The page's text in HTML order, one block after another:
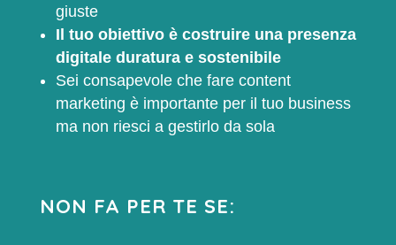
giuste
Il tuo obiettivo è costruire una presenza
digitale duratura e sostenibile
Sei consapevole che fare content
marketing è importante per il tuo business
ma non riesci a gestirlo da sola
NON FA PER TE SE: